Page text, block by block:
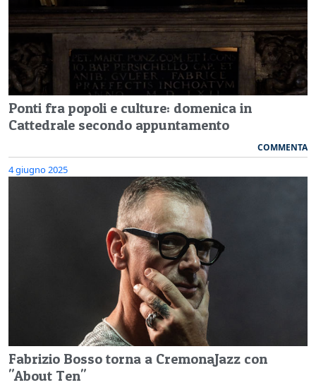
Ponti fra popoli e culture: domenica in
Cattedrale secondo appuntamento
COMMENTA
4 giugno 2025
Fabrizio Bosso torna a CremonaJazz con
"About Ten"